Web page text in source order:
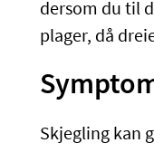
dersom du til
plager, då
Skjegling kan